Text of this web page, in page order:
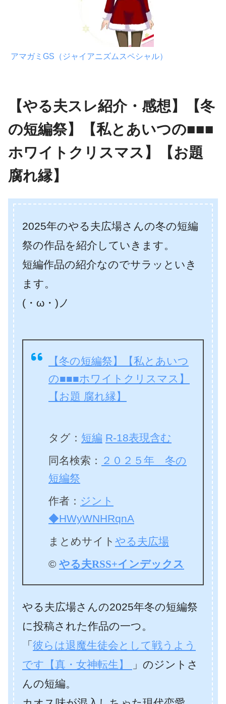
アマガミGS（ジャイアニズムスペシャル）
【やる夫スレ紹介・感想】【冬
の短編祭】【私とあいつの■■■
ホワイトクリスマス】【お題
腐れ縁】
2025年のやる夫広場さんの冬の短編
祭の作品を紹介していきます。
短編作品の紹介なのでサラッといき
ます。
(・ω・)ノ
【冬の短編祭】【私とあいつ
の■■■ホワイトクリスマス】
【お題 腐れ縁】
タグ： 短編 R-18表現含む
同名検索：
２０２５年 冬の
短編祭
作者： ジント
◆HWyWNHRqnA
まとめサイト やる夫広場
© やる夫RSS+インデックス
やる夫広場さんの2025年冬の短編祭
に投稿された作品の一つ。
「 彼らは退魔生徒会として戦うよう
です【真・女神転生】
」のジントさ
んの短編。